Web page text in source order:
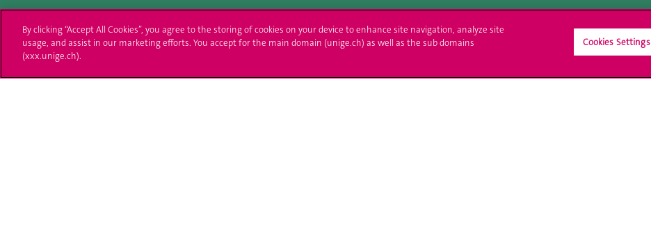
Université de Genève S'inscrire à l'UNIGE L'UNIGE vous informe
By clicking “Accept All Cookies”, you agree to the storing of cookies on your device to enhance site navigation, analyze site
usage, and assist in our marketing efforts. You accept for the main domain (unige.ch) as well as the sub domains
(xxx.unige.ch).
Cookies Settings